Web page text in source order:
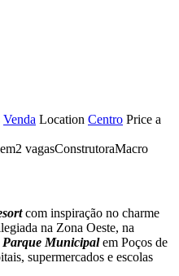
Venda Location Centro Price a
2 vagasConstrutoraMacro
com inspiração no charme
na Zona Oeste, na
Parque Municipalem Poços de
supermercados e escolas